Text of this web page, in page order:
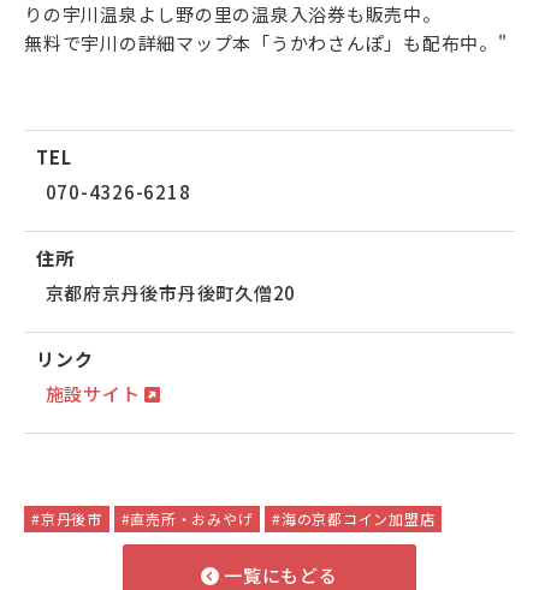
りの宇川温泉よし野の里の温泉入浴券も販売中。
無料で宇川の詳細マップ本「うかわさんぽ」も配布中。"
TEL
070-4326-6218
住所
京都府京丹後市丹後町久僧20
リンク
施設サイト
#京丹後市 #直売所・おみやげ #海の京都コイン加盟店
一覧にもどる